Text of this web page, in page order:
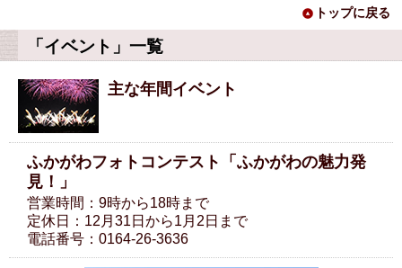
トップに戻る
「イベント」一覧
主な年間イベント
ふかがわフォトコンテスト「ふかがわの魅力発
見！」
営業時間：9時から18時まで
定休日：12月31日から1月2日まで
電話番号：0164-26-3636